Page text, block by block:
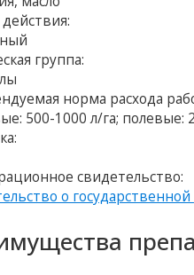
группа:
норма расхода
500-1000 л/га; полевые:
свидетельство:
о